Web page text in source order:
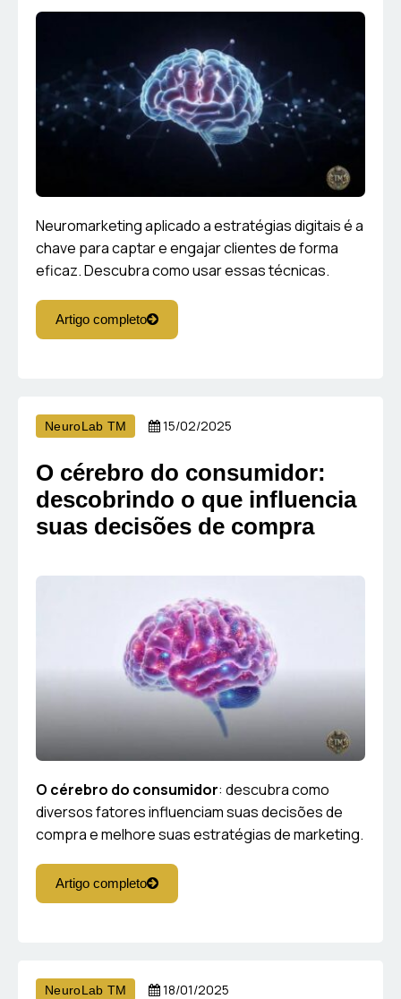
Neuromarketing aplicado a estratégias digitais é a
chave para captar e engajar clientes de forma
eficaz. Descubra como usar essas técnicas.
Artigo completo
NeuroLab TM 15/02/2025
O cérebro do consumidor:
descobrindo o que influencia
suas decisões de compra
O cérebro do consumidor: descubra como
diversos fatores influenciam suas decisões de
compra e melhore suas estratégias de marketing.
Artigo completo
NeuroLab TM 18/01/2025